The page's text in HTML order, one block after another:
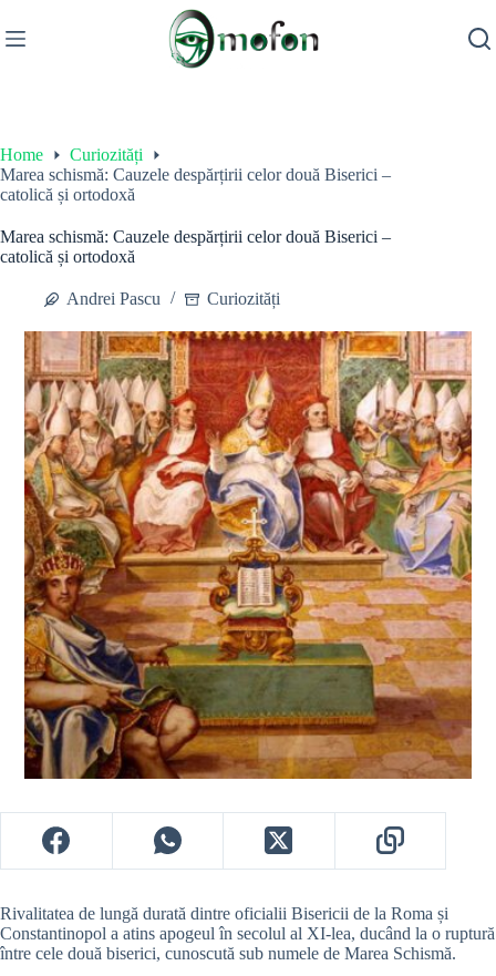
to
content
Home
Curiozități
Marea schismă: Cauzele despărțirii celor două Biserici –
catolică și ortodoxă
Marea schismă: Cauzele despărțirii celor două Biserici –
catolică și ortodoxă
Andrei Pascu Curiozități
Rivalitatea de lungă durată dintre oficialii Bisericii de la Roma și
Constantinopol a atins apogeul în secolul al XI-lea, ducând la o ruptură
între cele două biserici, cunoscută sub numele de Marea Schismă.